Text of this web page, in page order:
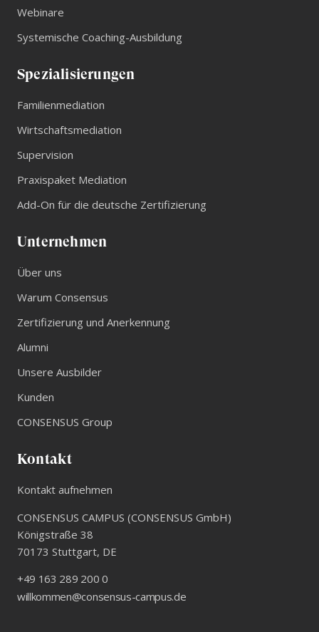
Webinare
Systemische Coaching-Ausbildung
Spezialisierungen
Familienmediation
Wirtschaftsmediation
Supervision
Praxispaket Mediation
Add-On für die deutsche Zertifizierung
Unternehmen
Über uns
Warum Consensus
Zertifizierung und Anerkennung
Alumni
Unsere Ausbilder
Kunden
CONSENSUS Group
Kontakt
Kontakt aufnehmen
CONSENSUS CAMPUS (CONSENSUS GmbH)
Königstraße 38
70173 Stuttgart, DE
+49 163 289 200 0
willkommen@consensus-campus.de